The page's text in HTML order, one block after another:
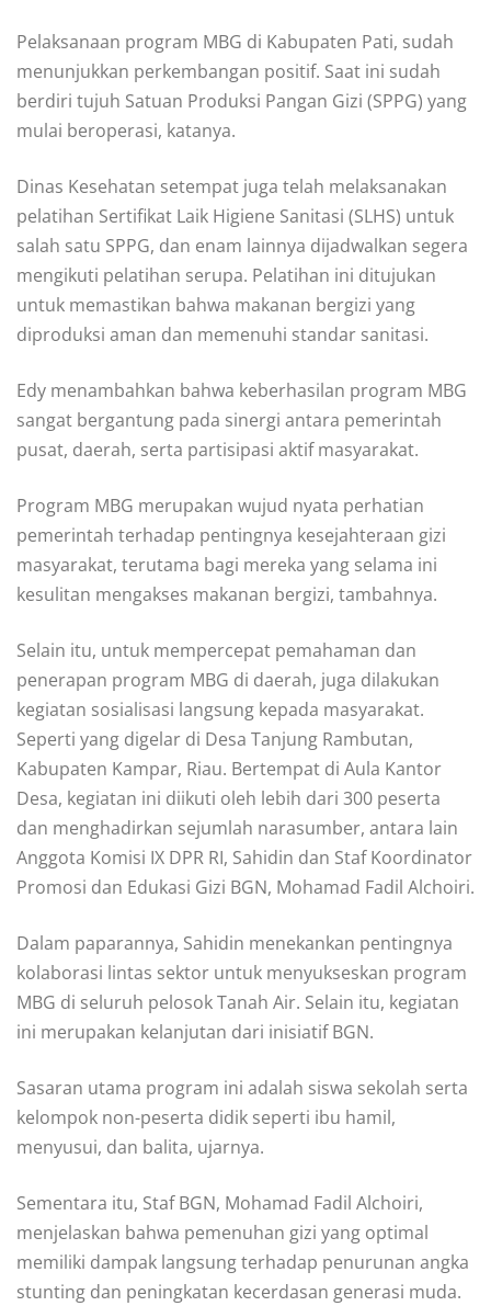
Pelaksanaan program MBG di Kabupaten Pati, sudah
menunjukkan perkembangan positif. Saat ini sudah
berdiri tujuh Satuan Produksi Pangan Gizi (SPPG) yang
mulai beroperasi, katanya.
Dinas Kesehatan setempat juga telah melaksanakan
pelatihan Sertifikat Laik Higiene Sanitasi (SLHS) untuk
salah satu SPPG, dan enam lainnya dijadwalkan segera
mengikuti pelatihan serupa. Pelatihan ini ditujukan
untuk memastikan bahwa makanan bergizi yang
diproduksi aman dan memenuhi standar sanitasi.
Edy menambahkan bahwa keberhasilan program MBG
sangat bergantung pada sinergi antara pemerintah
pusat, daerah, serta partisipasi aktif masyarakat.
Program MBG merupakan wujud nyata perhatian
pemerintah terhadap pentingnya kesejahteraan gizi
masyarakat, terutama bagi mereka yang selama ini
kesulitan mengakses makanan bergizi, tambahnya.
Selain itu, untuk mempercepat pemahaman dan
penerapan program MBG di daerah, juga dilakukan
kegiatan sosialisasi langsung kepada masyarakat.
Seperti yang digelar di Desa Tanjung Rambutan,
Kabupaten Kampar, Riau. Bertempat di Aula Kantor
Desa, kegiatan ini diikuti oleh lebih dari 300 peserta
dan menghadirkan sejumlah narasumber, antara lain
Anggota Komisi IX DPR RI, Sahidin dan Staf Koordinator
Promosi dan Edukasi Gizi BGN, Mohamad Fadil Alchoiri.
Dalam paparannya, Sahidin menekankan pentingnya
kolaborasi lintas sektor untuk menyukseskan program
MBG di seluruh pelosok Tanah Air. Selain itu, kegiatan
ini merupakan kelanjutan dari inisiatif BGN.
Sasaran utama program ini adalah siswa sekolah serta
kelompok non-peserta didik seperti ibu hamil,
menyusui, dan balita, ujarnya.
Sementara itu, Staf BGN, Mohamad Fadil Alchoiri,
menjelaskan bahwa pemenuhan gizi yang optimal
memiliki dampak langsung terhadap penurunan angka
stunting dan peningkatan kecerdasan generasi muda.